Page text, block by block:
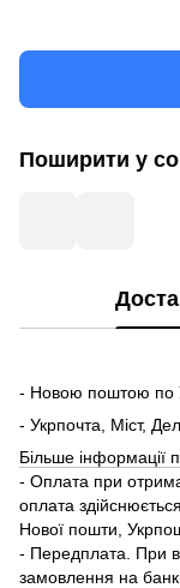
Поширити у
- Новою поштою по
- Укрпочта, Міст,
Більше інформації
- Оплата при
оплата
Нової пошти,
- Передплата. При
замовлення на